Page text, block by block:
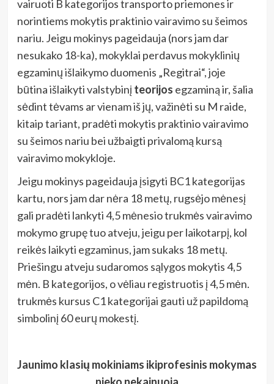
vairuoti B kategorijos transporto priemones ir
norintiems mokytis praktinio vairavimo su šeimos
nariu. Jeigu mokinys pageidauja (nors jam dar
nesukako 18-ka), mokyklai perdavus mokyklinių
egzaminų išlaikymo duomenis „Regitrai“, joje
būtina išlaikyti valstybinį teorijos egzaminą ir, šalia
sėdint tėvams ar vienam iš jų, važinėti su M raide,
kitaip tariant, pradėti mokytis praktinio vairavimo
su šeimos nariu bei užbaigti privalomą kursą
vairavimo mokykloje.
Jeigu mokinys pageidauja įsigyti BC1 kategorijas
kartu, nors jam dar nėra 18 metų, rugsėjo mėnesį
gali pradėti lankyti 4,5 mėnesio trukmės vairavimo
mokymo grupę tuo atveju, jeigu per laikotarpį, kol
reikės laikyti egzaminus, jam sukaks 18 metų.
Priešingu atveju sudaromos sąlygos mokytis 4,5
mėn. B kategorijos, o vėliau registruotis į 4,5 mėn.
trukmės kursus C1 kategorijai gauti už papildomą
simbolinį 60 eurų mokestį.
Jaunimo klasių mokiniams ikiprofesinis mokymas
nieko nekainuoja